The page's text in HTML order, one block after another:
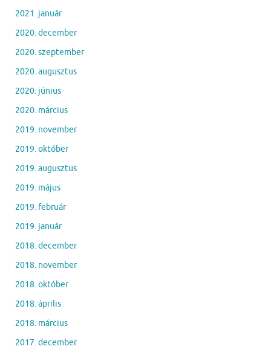
2021. január
2020. december
2020. szeptember
2020. augusztus
2020. június
2020. március
2019. november
2019. október
2019. augusztus
2019. május
2019. február
2019. január
2018. december
2018. november
2018. október
2018. április
2018. március
2017. december